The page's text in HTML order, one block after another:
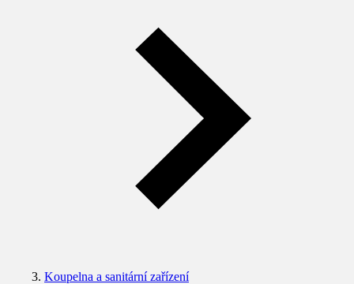
Koupelna a sanitární zařízení